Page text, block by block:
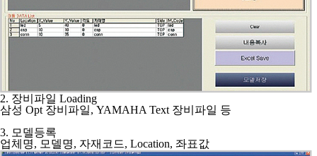
2. 장비파일 Loading
삼성 Opt 장비파일, YAMAHA Text 장비파일 등
3. 모델등록
업체명, 모델명, 자재코드, Location, 좌표값